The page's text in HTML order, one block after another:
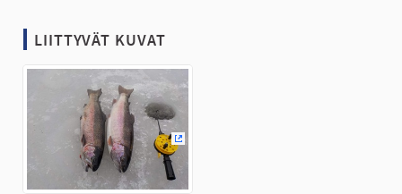
LIITTYVÄT KUVAT
(Ulkoinen linkki)